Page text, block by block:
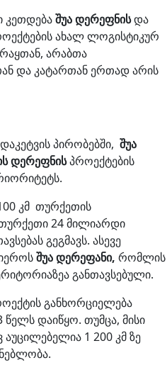
კეთდებაშუა დერეფნისდა
ახალ ლოგისტიკურ
არაბთა
და კატართან ერთად არის
პირობებში, შუა
დერეფნისპროექტების
კმ თურქეთის
24 მილიარდი
გეგმავს. ასევე
შუა დერეფანი, რომლის
განთავსებული.
განხორციელება
დაიწყო. თუმცა, მისი
აუცილებელია 1 200 კმ ზე